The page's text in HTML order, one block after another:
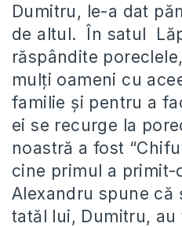
Dumitru, le-a dat
de altul. În satul
răspândite
mulți oameni cu
familie și pentru a
ei se recurge la
noastră a fost
cine primul a primit-
Alexandru spune că
tatăl lui, Dumitru,